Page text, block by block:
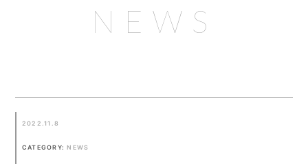
NEWS
2022.11.8
CATEGORY: NEWS